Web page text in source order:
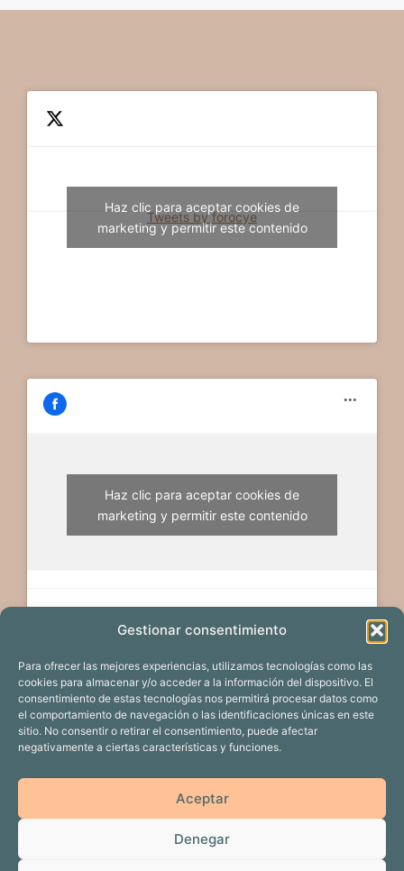
Gestionar consentimiento
Para ofrecer las mejores experiencias, utilizamos tecnologías como las
cookies para almacenar y/o acceder a la información del dispositivo. El
consentimiento de estas tecnologías nos permitirá procesar datos como
el comportamiento de navegación o las identificaciones únicas en este
sitio. No consentir o retirar el consentimiento, puede afectar
negativamente a ciertas características y funciones.
Aceptar
Denegar
Tweets by forocye
Haz clic para aceptar cookies de
marketing y permitir este contenido
Haz clic para aceptar cookies de
marketing y permitir este contenido
EDICIÓN 2024 PROYECTOS
CALENDARIO DE EVENTOS